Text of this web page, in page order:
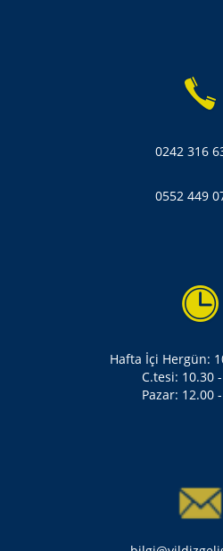
0242 316
0552 449
Hafta İçi Hergün:
C.tesi: 10.30
Pazar: 12.00